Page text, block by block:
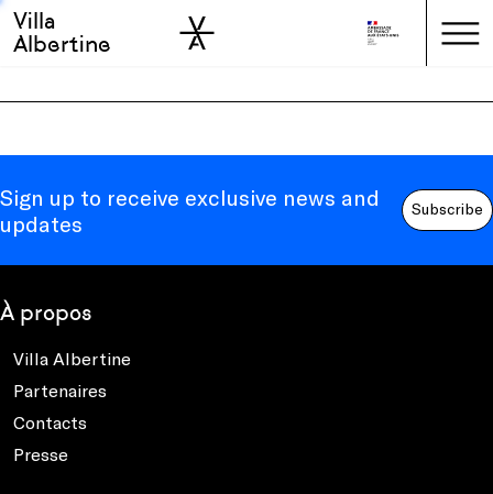
Skip to main
Skip to sidebar
Villa
Albertine
Sign up to receive exclusive news and
updates
Subscribe
À propos
Villa Albertine
Partenaires
Contacts
Presse